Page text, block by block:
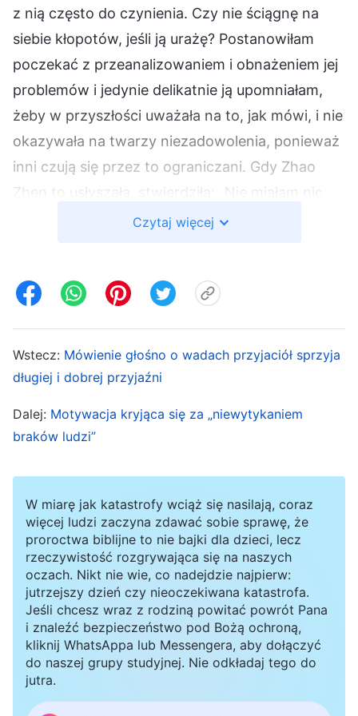
z nią często do czynienia. Czy nie ściągnę na
siebie kłopotów, jeśli ją urażę? Postanowiłam
poczekać z przeanalizowaniem i obnażeniem jej
problemów i jedynie delikatnie ją upomniałam,
żeby w przyszłości uważała na to, jak mówi, i nie
okazywała na twarzy niezadowolenia, ponieważ
inni czują się przez to ograniczani. Gdy Zhao
Zhen to usłyszała, stwierdziła: „Nie miałam nic
złego na myśli. W przyszłości będę zwracać na
swojego zepsutego usposobienia, i poczułam w
pomyślałam: „Zwróciłam jej uwagę na pewne
problemy. Jeśli w przyszłości znów przejawi
i ją obnażę”. Niedługo potem diakonka
odpowiedzialna za podlewanie zgłosiła, że Wang
Hong, liderka zespołu podlewającego,
kilkakrotnie wykorzystała sytuację zagrożenia
jako wymówkę, aby uniknąć wykonywania
swoich obowiązków i uczestniczenia w
zgromadzeniach, zaniedbując dwie grupy, za
które była odpowiedzialna. Gdy rozeznałam się
w sytuacji, okazało się, że Wang Hong jest zbyt
zalękniona i podejrzliwa, i że ciągle powtarza, że
ktoś ją śledzi. Pomimo wielokrotnych omówień
nie zyskała żadnego zrozumienia, więc diakonka
Czytaj więcej
Wstecz: Mówienie głośno o wadach przyjaciół sprzyja
długiej i dobrej przyjaźni
Dalej: Motywacja kryjąca się za „niewytykaniem
braków ludzi”
W miarę jak katastrofy wciąż się nasilają, coraz
więcej ludzi zaczyna zdawać sobie sprawę, że
proroctwa biblijne to nie bajki dla dzieci, lecz
rzeczywistość rozgrywająca się na naszych
oczach. Nikt nie wie, co nadejdzie najpierw:
jutrzejszy dzień czy nieoczekiwana katastrofa.
Jeśli chcesz wraz z rodziną powitać powrót Pana
i znaleźć bezpieczeństwo pod Bożą ochroną,
kliknij WhatsAppa lub Messengera, aby dołączyć
do naszej grupy studyjnej. Nie odkładaj tego do
jutra.